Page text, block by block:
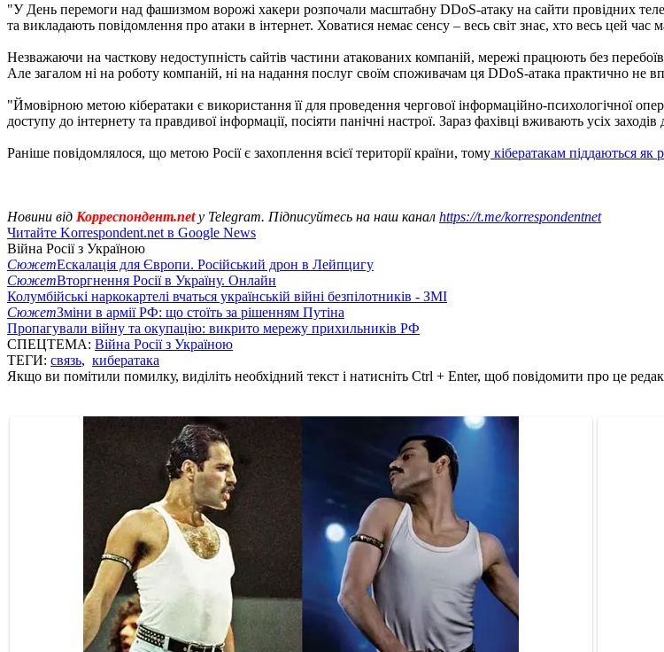
"У День перемоги над фашизмом ворожі хакери розпочали масштабну DDoS-атаку на сайти провідних
та викладають повідомлення про атаки в інтернет. Ховатися немає сенсу – весь світ знає, хто весь цей
Незважаючи на часткову недоступність сайтів частини атакованих компаній, мережі працюють без
Але загалом ні на роботу компаній, ні на надання послуг своїм споживачам ця DDoS-атака практично не
"Ймовірною метою кібератаки є використання її для проведення чергової інформаційно-психологічної
доступу до інтернету та правдивої інформації, посіяти панічні настрої. Зараз фахівці вживають усіх
Раніше повідомлялося, що метою Росії є захоплення всієї території країни, тому кібератакам піддаються як
Новини від Корреспондент.netу Telegram. Підписуйтесь на наш канал https://t.me/korrespondentnet
Читайте Korrespondent.net в Google News
Війна Росії з Україною
СюжетЕскалація для Європи. Російський дрон в Лейпцигу
СюжетВторгнення Росії в Україну. Онлайн
Колумбійські наркокартелі вчаться українській війні безпілотників - ЗМІ
СюжетЗміни в армії РФ: що стоїть за рішенням Путіна
Пропагували війну та окупацію: викрито мережу прихильників РФ
СПЕЦТЕМА: Війна Росії з Україною
ТЕГИ: связь, кибератака
Якщо ви помітили помилку, виділіть необхідний текст і натисніть Ctrl + Enter, щоб повідомити про це